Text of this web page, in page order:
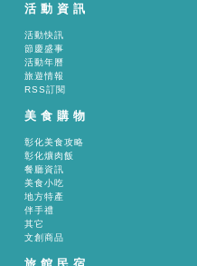
活動資訊
活動快訊
節慶盛事
活動年曆
旅遊情報
RSS訂閱
美食購物
彰化美食攻略
彰化爌肉飯
餐廳資訊
美食小吃
地方特產
伴手禮
其它
文創商品